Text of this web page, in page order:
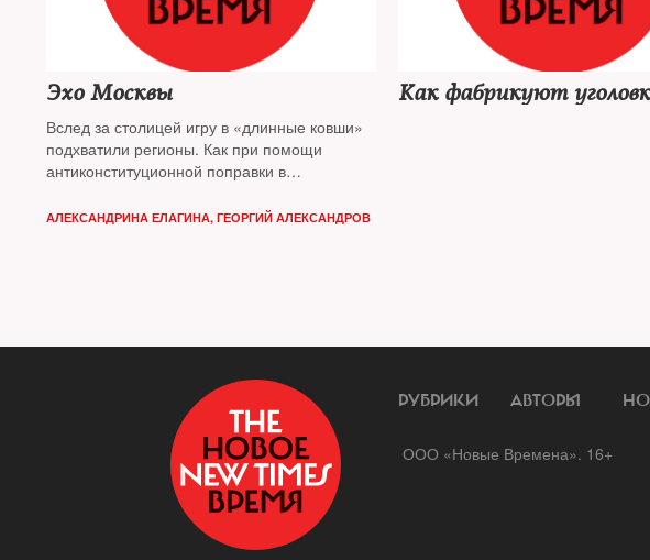
Эхо Москвы
Вслед за столицей игру в «длинные ковши»
подхватили регионы. Как при помощи
антиконституционной поправки в
малый бизнес — разбирался The New Times
АЛЕКСАНДРИНА ЕЛАГИНА, ГЕОРГИЙ АЛЕКСАНДРОВ
Как фабрикуют
РУБРИКИ АВТОРЫ
ООО «Новые Времена». 16+